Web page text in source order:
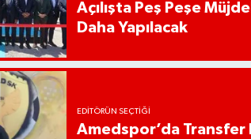
Açılışta Peş Peşe
Daha Yapılacak
EDITÖRÜN SEÇTIĞI
Amedspor’da Transfer